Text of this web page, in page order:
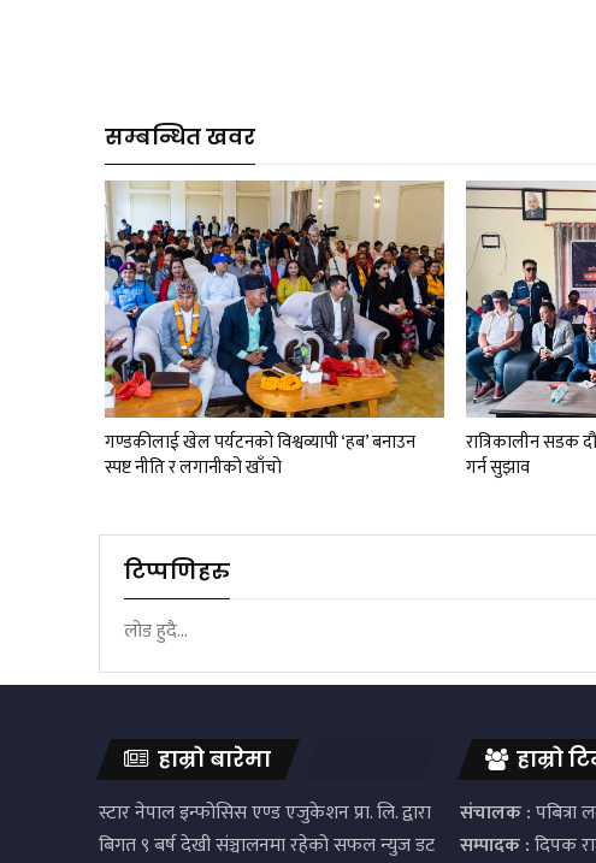
सम्बन्धित खवर
गण्डकीलाई खेल पर्यटनको विश्वव्यापी ‘हब’ बनाउन
स्पष्ट नीति र लगानीको खाँचो
रात्रिकालीन सडक
गर्न सुझाव
टिप्पणिहरु
लोड हुदै...
हाम्रो बारेमा
स्टार नेपाल इन्फोसिस एण्ड एजुकेशन प्रा. लि. द्वारा
बिगत ९ बर्ष देखी संञ्चालनमा रहेको सफल न्युज डट
हाम्रो
संचालक :पबित्रा
सम्पादक :दिपक